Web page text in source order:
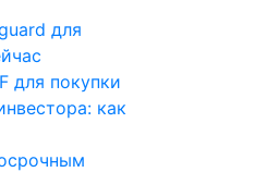
для
для покупки
как